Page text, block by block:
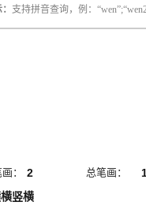
支持拼音查询，例：
： 2 总笔画：
竖横